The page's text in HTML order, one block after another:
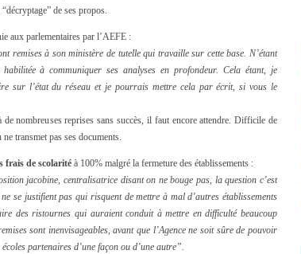
de ses propos.
aux parlementaires par l’AEFE :
remises à son ministère de tutelle qui travaille sur cette base. N’étant
à communiquer ses analyses en profondeur. Cela étant, je
sur l’état du réseau et je pourrais mettre cela par écrit, si vous le
nombreuses reprises sans succès, il faut encore attendre. Difficile de
transmet pas ses documents.
frais de scolarité à 100% malgré la fermeture des établissements :
jacobine, centralisatrice disant on ne bouge pas, la question c’est
se justifient pas qui risquent de mettre à mal d’autres établissements
des ristournes qui auraient conduit à mettre en difficulté beaucoup
sont inenvisageables, avant que l’Agence ne soit sûre de pouvoir
partenaires d’une façon ou d’une autre”.